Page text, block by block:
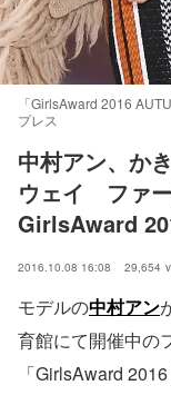
「GirlsAward 2016
プレス
中村アン、か
ウェイ　ファ
GirlsAward
2016.10.08 16:08 29,654
モデルの中村アン
育館にて開催中の
「GirlsAward